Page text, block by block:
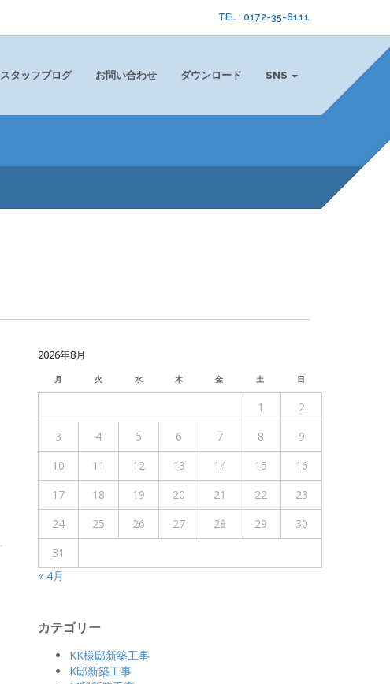
TEL : 0172-35-6111
スタッフブログ お問い合わせ ダウンロード SNS
2026年8月
月 火 水 木 金 土 日
1
2
3
4 5 6 7 8
9
10
11 12 13 14 15
16
17
18 19 20 21 22
23
24
25 26 27 28 29
30
31
« 4月
カテゴリー
KK様邸新築工事
K邸新築工事